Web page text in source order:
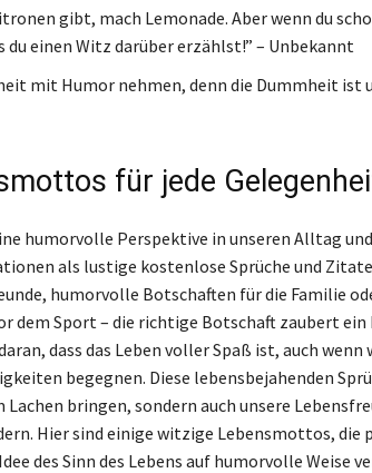
gibt, mach Lemonade. Aber wenn du
du einen Witz darüber erzählst!” – Unbekannt
mit Humor nehmen, denn die Dummheit ist
für jede
humorvolle Perspektive in unseren Alltag
als lustige kostenlose Sprüche und
humorvolle Botschaften für die Familie
dem Sport – die richtige Botschaft zaubert ein
dass das Leben voller Spaß ist, auch
begegnen. Diese lebensbejahenden
bringen, sondern auch unsere
Hier sind einige witzige Lebensmottos, die
des Sinn des Lebens auf humorvolle Weise